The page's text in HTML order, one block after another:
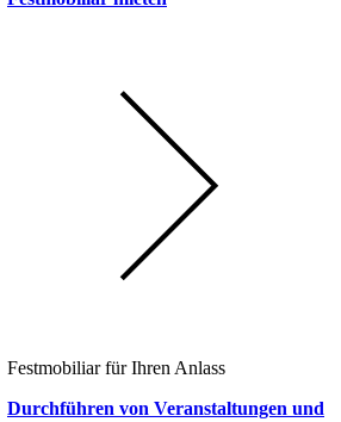
Festmobiliar für Ihren Anlass
Durchführen von Veranstaltungen und